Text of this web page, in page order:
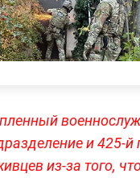
пленный
и 425-
из-за того,